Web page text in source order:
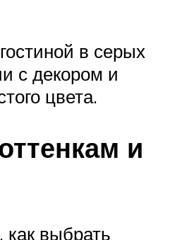
в серых
с декором и
цвета.
и
выбрать